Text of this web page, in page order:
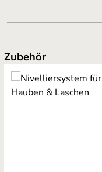
Produktgalerie überspringen
Zubehör